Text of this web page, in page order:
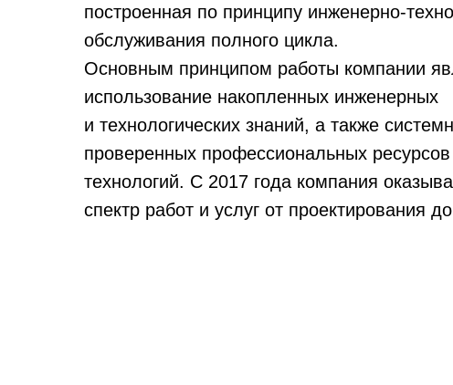
построенная по принципу инженерно-
обслуживания полного цикла.
Основным принципом работы компании
использование накопленных инженерных
и технологических знаний, а также
проверенных профессиональных
технологий. С 2017 года компания
спектр работ и услуг от проектирования